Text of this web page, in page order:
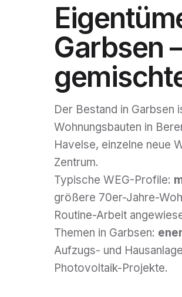
Garbsen
Der Bestand in Garbsen
Wohnungs­bauten in
Havelse, einzelne neue
Zentrum.
Typische WEG-Profile:
größere 70er-Jahre-
Routine-Arbeit
Themen in Garbsen:
Aufzugs- und
Photovoltaik-Projekte.